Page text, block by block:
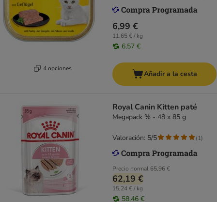
4 opciones
6,99 €
11,65 € / kg
6,57 €
Añadir a la cesta
Royal Canin Kitten paté
Megapack % - 48 x 85 g
Precio normal 65,96 €
62,19 €
15,24 € / kg
58,46 €
Valoración: 5/5 (1)